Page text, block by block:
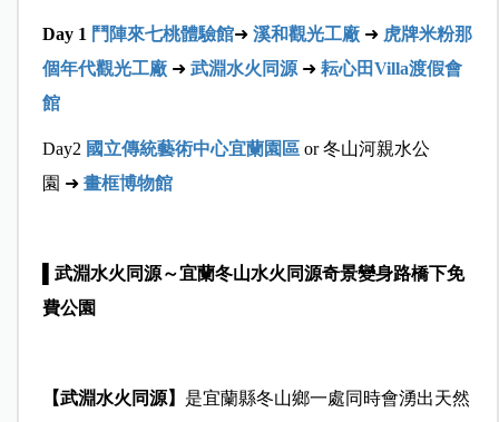
Day 1 鬥陣來七桃體驗館➜ 溪和觀光工廠➜ 虎牌米粉那
個年代觀光工廠➜ 武淵水火同源➜ 耘心田Villa渡假會
館
Day2 國立傳統藝術中心宜蘭園區or 冬山河親水公
園 ➜ 畫框博物館
▌武淵水火同源～宜蘭冬山水火同源奇景變身路橋下免
費公園
【武淵水火同源】 是宜蘭縣冬山鄉一處同時會湧出天然